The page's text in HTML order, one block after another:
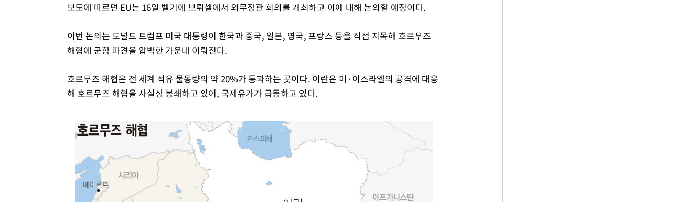
보도에 따르면 EU는 16일 벨기에 브뤼셀에서 외무장관 회의를 개최하고 이에 대해 논의할 예정이다.
이번 논의는 도널드 트럼프 미국 대통령이 한국과 중국, 일본, 영국, 프랑스 등을 직접 지목해 호르무즈
해협에 군함 파견을 압박한 가운데 이뤄진다.
호르무즈 해협은 전 세계 석유 물동량의 약 20%가 통과하는 곳이다. 이란은 미·이스라엘의 공격에 대응
해 호르무즈 해협을 사실상 봉쇄하고 있어, 국제유가가 급등하고 있다.